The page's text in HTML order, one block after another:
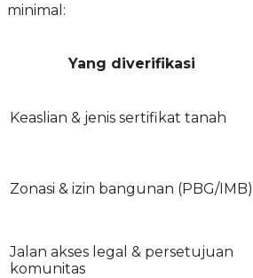
minimal:
Yang diverifikasi
Keaslian & jenis sertifikat tanah
Zonasi & izin bangunan (PBG/IMB)
Jalan akses legal & persetujuan
komunitas